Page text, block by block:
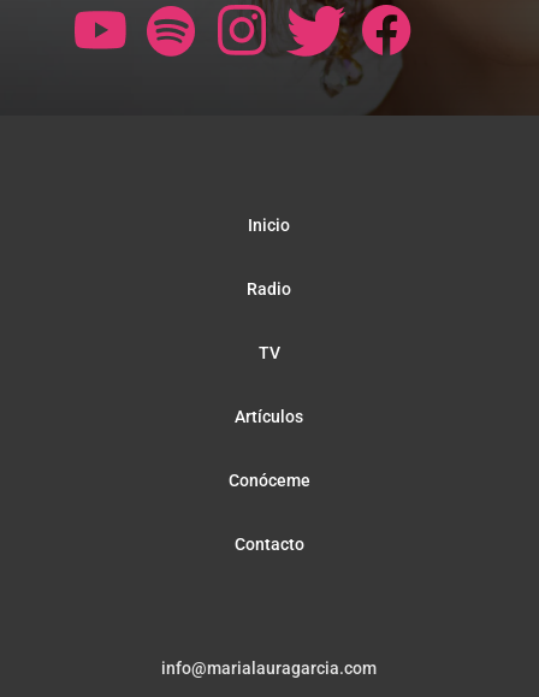
Inicio
Radio
TV
Artículos
Conóceme
Contacto
info@marialauragarcia.com